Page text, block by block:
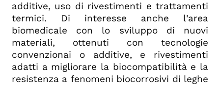
additive, uso di rivestimenti e trattamenti
termici. Di interesse anche l'area
biomedicale con lo sviluppo di nuovi
materiali, ottenuti con tecnologie
convenzionai o additive, e rivestimenti
adatti a migliorare la biocompatibilità e la
resistenza a fenomeni biocorrosivi di leghe